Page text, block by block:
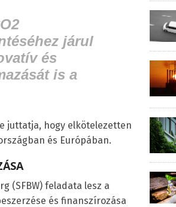
járul
és
is a
juttatja, hogy elkötelezetten
és Európában.
(SFBW) feladata lesz a
és finanszírozása